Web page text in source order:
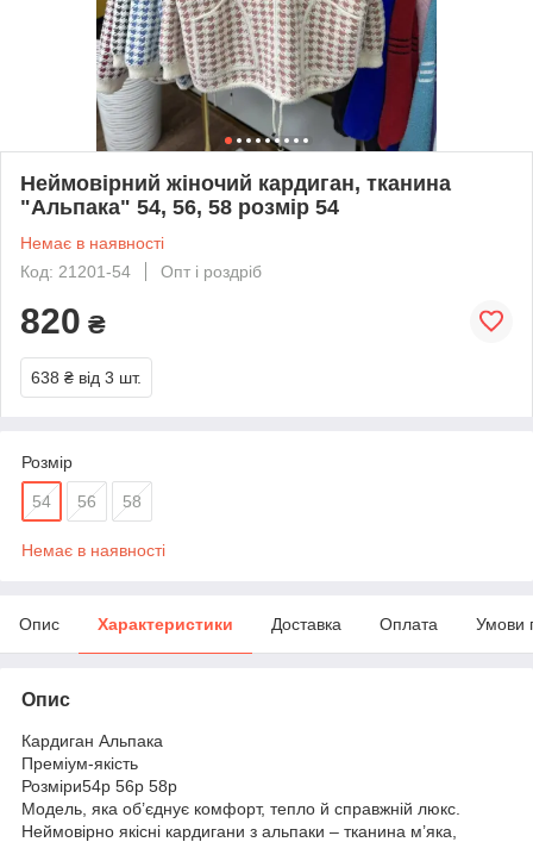
Неймовірний жіночий кардиган, тканина
"Альпака" 54, 56, 58 розмір 54
Немає в наявності
Код: 21201-54
Опт і роздріб
820 ₴
638 ₴ від 3 шт.
Розмір
54 56 58
Немає в наявності
Опис Характеристики Доставка Оплата Умови
Опис
Кардиган Альпака
Преміум-якість
Розміри54р 56р 58р
Модель, яка об’єднує комфорт, тепло й справжній люкс.
Неймовірно якісні кардигани з альпаки – тканина м’яка,